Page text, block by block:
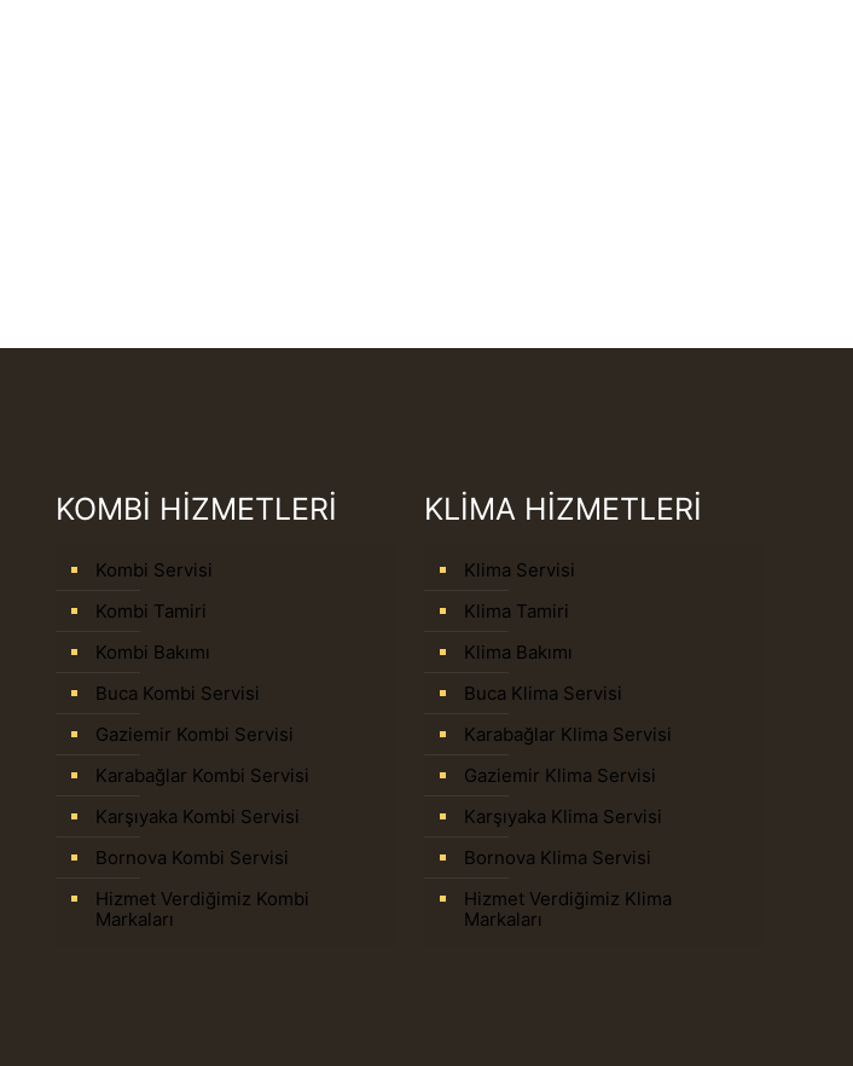
KOMBİ HİZMETLERİ
Kombi Servisi
Kombi Tamiri
Kombi Bakımı
Buca Kombi Servisi
Gaziemir Kombi Servisi
Karabağlar Kombi Servisi
Karşıyaka Kombi Servisi
Bornova Kombi Servisi
Hizmet Verdiğimiz Kombi
Markaları
KLİMA HİZMETLERİ
Klima Servisi
Klima Tamiri
Klima Bakımı
Buca Klima Servisi
Karabağlar Klima Servisi
Gaziemir Klima Servisi
Karşıyaka Klima Servisi
Bornova Klima Servisi
Hizmet Verdiğimiz Klima
Markaları